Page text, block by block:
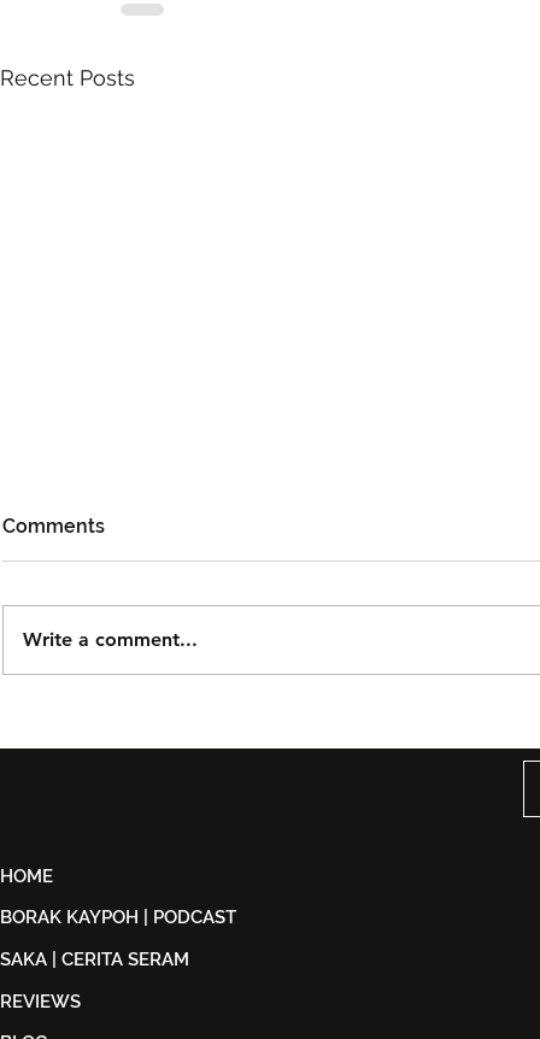
Recent Posts
Dijual
Comments
Write a comment...
HOME
BORAK KAYPOH | PODCAST
SAKA | CERITA SERAM
REVIEWS